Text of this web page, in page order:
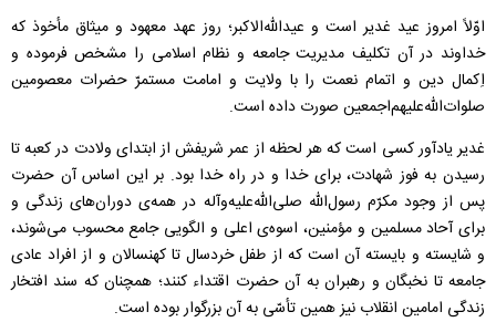
اوّلاً امروز عید غدیر است و عید‌الله‌الاکبر؛ روز عهد معهود و میثاق مأخوذ که
خداوند در آن تکلیف مدیریت جامعه و نظام اسلامی را مشخص فرموده و
اِکمال دین و اتمام نعمت را با ولایت و امامت مستمرّ حضرات معصومین
صلوات‌الله‌علیهم‌اجمعین صورت داده است.
غدیر یادآور کسی است که هر لحظه از عمر شریفش از ابتدای ولادت در کعبه تا
رسیدن به فوز شهادت، برای خدا و در راه خدا بود. بر این اساس آن حضرت
پس از وجود مکرّم رسو‌ل‌الله صلی‌الله‌علیه‌وآله در همه‌ی دوران‌های زندگی و
برای آحاد مسلمین و مؤمنین، اسوه‌ی اعلی و الگویی جامع محسوب می‌شوند،
و شایسته و بایسته آن است که از طفل خردسال تا کهنسالان و از افراد عادی
جامعه تا نخبگان و رهبران به آن حضرت اقتداء کنند؛ همچنان که سند افتخار
زندگی امامین انقلاب نیز همین تأسّی به آن بزرگوار بوده است.